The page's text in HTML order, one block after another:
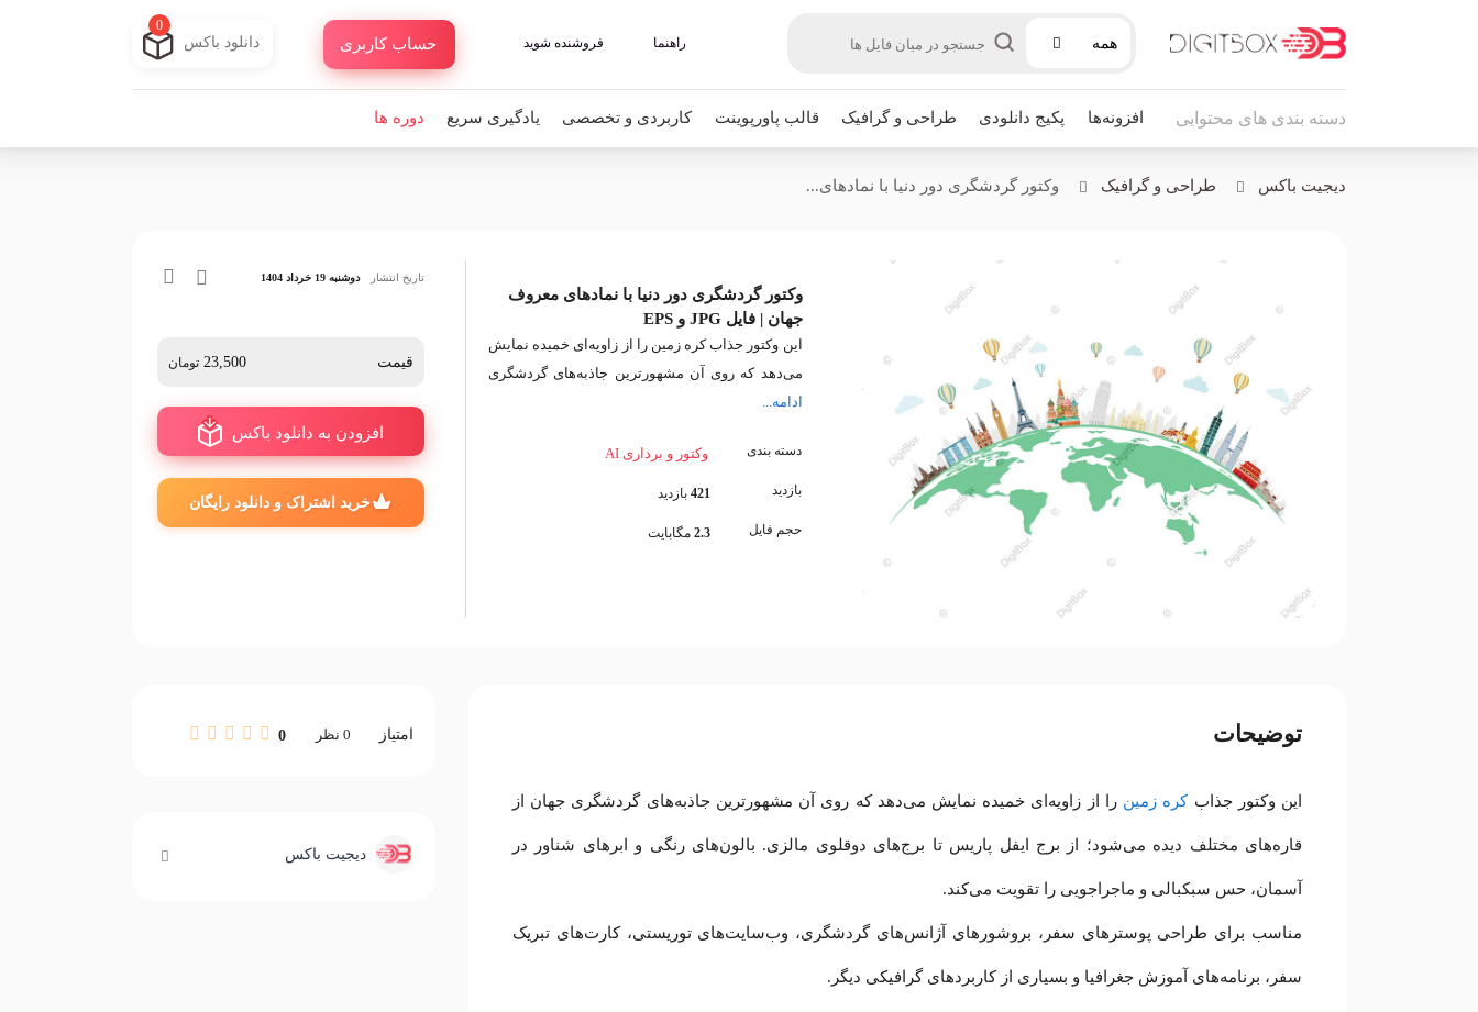
همه راهنما فروشنده شوید حساب کاربری دانلود باکس
0
دسته بندی های محتوایی افزونه‌ها پکیج دانلودی طراحی و گرافیک قالب پاورپوینت کاربردی و تخصصی یادگیری سریع دوره ها
دیجیت باکس طراحی و گرافیک وکتور گردشگری دور دنیا با نمادهای...
وکتور گردشگری دور دنیا با نمادهای معروف
جهان | فایل JPG و EPS
این وکتور جذاب کره زمین را از زاویه‌ای خمیده نمایش
می‌دهد که روی آن مشهورترین جاذبه‌های گردشگری
ادامه...
دسته بندی
بازدید
حجم فایل
وکتور و برداری AI
421 بازدید
2.3 مگابایت
تاریخ انتشار دوشنبه 19 خرداد 1404
قیمت 23,500 تومان
افزودن به دانلود باکس
خرید اشتراک و دانلود رایگان
توضیحات
این وکتور جذابکره زمین را از زاویه‌ای خمیده نمایش می‌دهد که روی آن مشهورترین جاذبه‌های گردشگری جهان از
قاره‌های مختلف دیده می‌شود؛ از برج ایفل پاریس تا برج‌های دوقلوی مالزی. بالون‌های رنگی و ابرهای شناور در
آسمان، حس سبکبالی و ماجراجویی را تقویت می‌کند.
مناسب برای طراحی پوسترهای سفر، بروشورهای آژانس‌های گردشگری، وب‌سایت‌های توریستی، کارت‌های تبریک
سفر، برنامه‌های آموزش جغرافیا و بسیاری از کاربردهای گرافیکی دیگر.
امتیاز 0 نظر 0
دیجیت باکس